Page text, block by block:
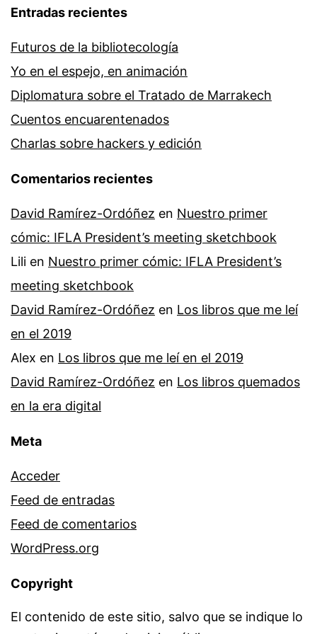
Entradas recientes
Futuros de la bibliotecología
Yo en el espejo, en animación
Diplomatura sobre el Tratado de Marrakech
Cuentos encuarentenados
Charlas sobre hackers y edición
Comentarios recientes
David Ramírez-Ordóñez en Nuestro primer
cómic: IFLA President’s meeting sketchbook
Lili en Nuestro primer cómic: IFLA President’s
meeting sketchbook
David Ramírez-Ordóñez en Los libros que me leí
en el 2019
Alex en Los libros que me leí en el 2019
David Ramírez-Ordóñez en Los libros quemados
en la era digital
Meta
Acceder
Feed de entradas
Feed de comentarios
WordPress.org
Copyright
El contenido de este sitio, salvo que se indique lo